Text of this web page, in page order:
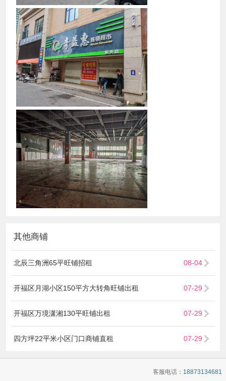
其他商铺
北辰三角洲65平旺铺招租 08-04
开福区月湖小区150平方大转角旺铺出租 07-29
开福区万境潇湘130平旺铺出租 07-29
四方坪22平米小区门口商铺直租 07-29
客服电话： 18873134681